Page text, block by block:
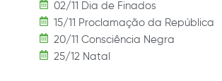
02/11 Dia de Finados
15/11 Proclamação da República
20/11 Consciência Negra
25/12 Natal